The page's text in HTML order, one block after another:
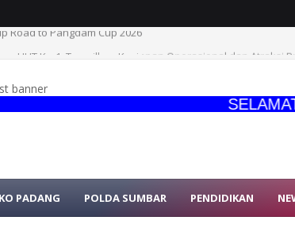
HUT Ke-1, Tampilkan Kesiapan Operasional dan Atraksi
SELAMAT
PADANG POLDA SUMBAR PENDIDIKAN